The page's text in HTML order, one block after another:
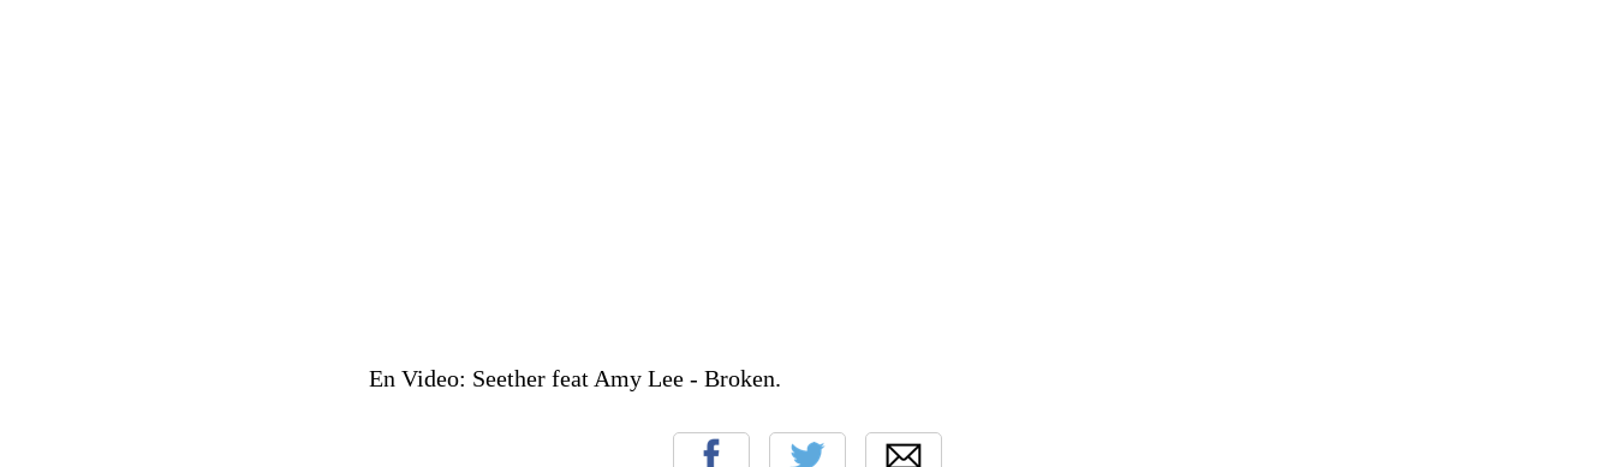
En Video: Seether feat Amy Lee - Broken.